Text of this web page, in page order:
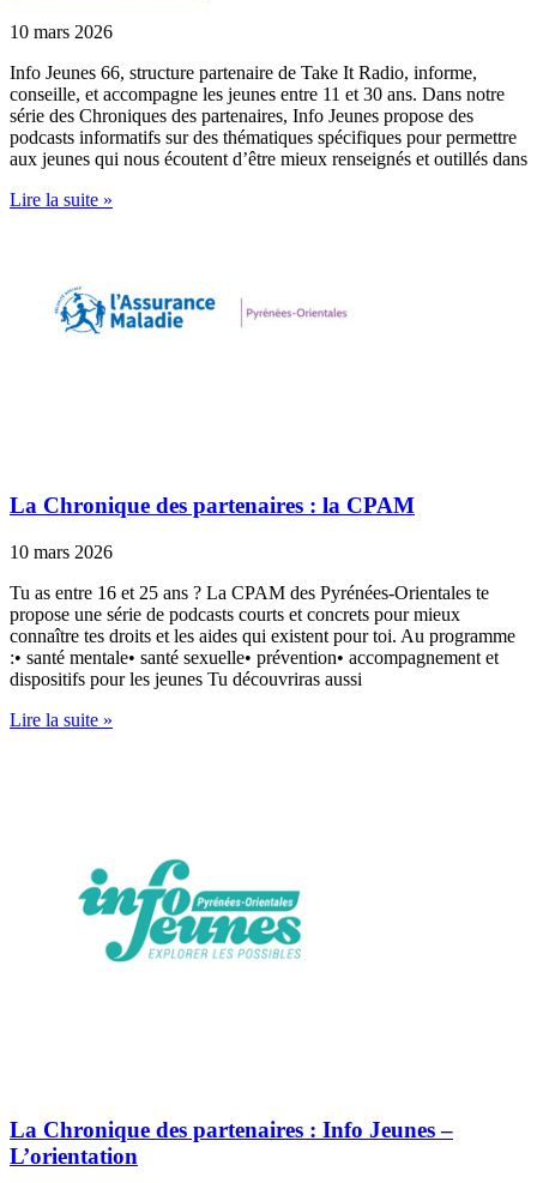
10 mars 2026
Info Jeunes 66, structure partenaire de Take It Radio, informe,
conseille, et accompagne les jeunes entre 11 et 30 ans. Dans notre
série des Chroniques des partenaires, Info Jeunes propose des
podcasts informatifs sur des thématiques spécifiques pour permettre
aux jeunes qui nous écoutent d’être mieux renseignés et outillés dans
Lire la suite »
La Chronique des partenaires : la CPAM
10 mars 2026
Tu as entre 16 et 25 ans ? La CPAM des Pyrénées-Orientales te
propose une série de podcasts courts et concrets pour mieux
connaître tes droits et les aides qui existent pour toi. Au programme
:• santé mentale• santé sexuelle• prévention• accompagnement et
dispositifs pour les jeunes Tu découvriras aussi
Lire la suite »
La Chronique des partenaires : Info Jeunes –
L’orientation